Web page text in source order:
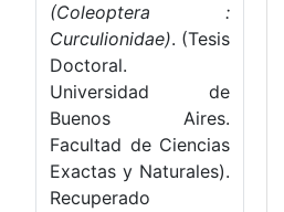
(Coleoptera :
Curculionidae). (Tesis
Doctoral.
Universidad de
Buenos Aires.
Facultad de Ciencias
Exactas y Naturales).
Recuperado